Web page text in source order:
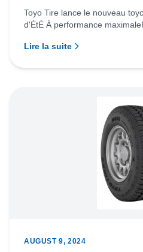
maximale
Toyo Tire lance le nouveau
d'ÉtÉ À performance
Lire la suite
AUGUST 9, 2024